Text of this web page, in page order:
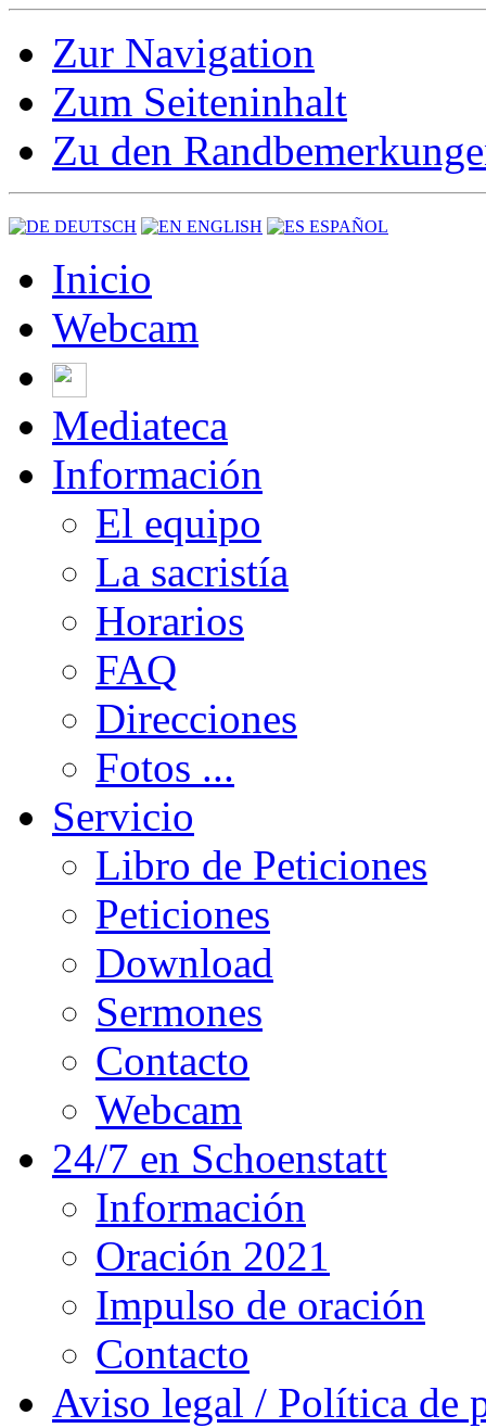
Zur Navigation
Zum Seiteninhalt
Zu den
DEUTSCH ENGLISH ESPAÑOL
Inicio
Webcam
Mediateca
Información
El equipo
La sacristía
Horarios
FAQ
Direcciones
Fotos ...
Servicio
Libro de Peticiones
Peticiones
Download
Sermones
Contacto
Webcam
24/7 en Schoenstatt
Información
Oración 2021
Impulso de oración
Contacto
Aviso legal / Política de